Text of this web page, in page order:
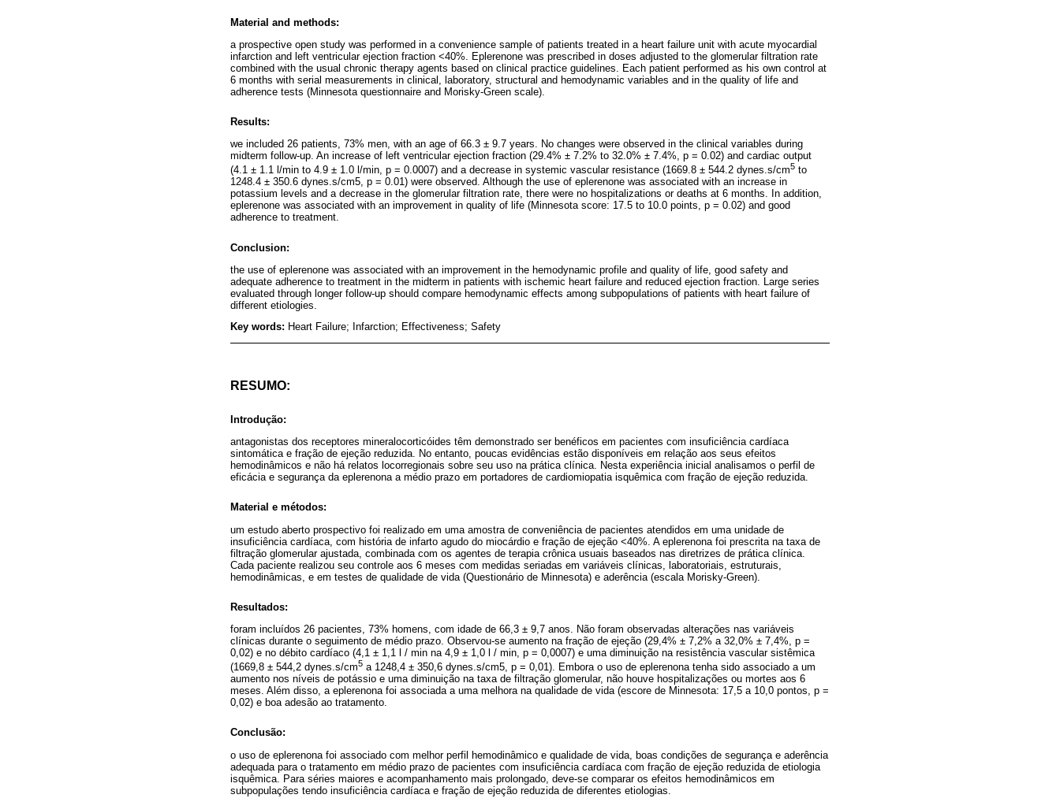
Material and methods:
a prospective open study was performed in a convenience sample of patients treated in a heart failure unit with acute myocardial
infarction and left ventricular ejection fraction <40%. Eplerenone was prescribed in doses adjusted to the glomerular filtration rate
combined with the usual chronic therapy agents based on clinical practice guidelines. Each patient performed as his own control at
6 months with serial measurements in clinical, laboratory, structural and hemodynamic variables and in the quality of life and
adherence tests (Minnesota questionnaire and Morisky-Green scale).
Results:
we included 26 patients, 73% men, with an age of 66.3 ± 9.7 years. No changes were observed in the clinical variables during
midterm follow-up. An increase of left ventricular ejection fraction (29.4% ± 7.2% to 32.0% ± 7.4%, p = 0.02) and cardiac output
(4.1 ± 1.1 l/min to 4.9 ± 1.0 l/min, p = 0.0007) and a decrease in systemic vascular resistance (1669.8 ± 544.2 dynes.s/cm5 to
1248.4 ± 350.6 dynes.s/cm5, p = 0.01) were observed. Although the use of eplerenone was associated with an increase in
potassium levels and a decrease in the glomerular filtration rate, there were no hospitalizations or deaths at 6 months. In addition,
eplerenone was associated with an improvement in quality of life (Minnesota score: 17.5 to 10.0 points, p = 0.02) and good
adherence to treatment.
Conclusion:
the use of eplerenone was associated with an improvement in the hemodynamic profile and quality of life, good safety and
adequate adherence to treatment in the midterm in patients with ischemic heart failure and reduced ejection fraction. Large series
evaluated through longer follow-up should compare hemodynamic effects among subpopulations of patients with heart failure of
different etiologies.
Key words: Heart Failure; Infarction; Effectiveness; Safety
RESUMO:
Introdução:
antagonistas dos receptores mineralocorticóides têm demonstrado ser benéficos em pacientes com insuficiência cardíaca
sintomática e fração de ejeção reduzida. No entanto, poucas evidências estão disponíveis em relação aos seus efeitos
hemodinâmicos e não há relatos locorregionais sobre seu uso na prática clínica. Nesta experiência inicial analisamos o perfil de
eficácia e segurança da eplerenona a médio prazo em portadores de cardiomiopatia isquêmica com fração de ejeção reduzida.
Material e métodos:
um estudo aberto prospectivo foi realizado em uma amostra de conveniência de pacientes atendidos em uma unidade de
insuficiência cardíaca, com história de infarto agudo do miocárdio e fração de ejeção <40%. A eplerenona foi prescrita na taxa de
filtração glomerular ajustada, combinada com os agentes de terapia crônica usuais baseados nas diretrizes de prática clínica.
Cada paciente realizou seu controle aos 6 meses com medidas seriadas em variáveis clínicas, laboratoriais, estruturais,
hemodinâmicas, e em testes de qualidade de vida (Questionário de Minnesota) e aderência (escala Morisky-Green).
Resultados:
foram incluídos 26 pacientes, 73% homens, com idade de 66,3 ± 9,7 anos. Não foram observadas alterações nas variáveis
clínicas durante o seguimento de médio prazo. Observou-se aumento na fração de ejeção (29,4% ± 7,2% a 32,0% ± 7,4%, p =
0,02) e no débito cardíaco (4,1 ± 1,1 l / min na 4,9 ± 1,0 l / min, p = 0,0007) e uma diminuição na resistência vascular sistêmica
(1669,8 ± 544,2 dynes.s/cm5 a 1248,4 ± 350,6 dynes.s/cm5, p = 0,01). Embora o uso de eplerenona tenha sido associado a um
aumento nos níveis de potássio e uma diminuição na taxa de filtração glomerular, não houve hospitalizações ou mortes aos 6
meses. Além disso, a eplerenona foi associada a uma melhora na qualidade de vida (escore de Minnesota: 17,5 a 10,0 pontos, p =
0,02) e boa adesão ao tratamento.
Conclusão:
o uso de eplerenona foi associado com melhor perfil hemodinâmico e qualidade de vida, boas condições de segurança e aderência
adequada para o tratamento em médio prazo de pacientes com insuficiência cardíaca com fração de ejeção reduzida de etiologia
isquêmica. Para séries maiores e acompanhamento mais prolongado, deve-se comparar os efeitos hemodinâmicos em
subpopulações tendo insuficiência cardíaca e fração de ejeção reduzida de diferentes etiologias.